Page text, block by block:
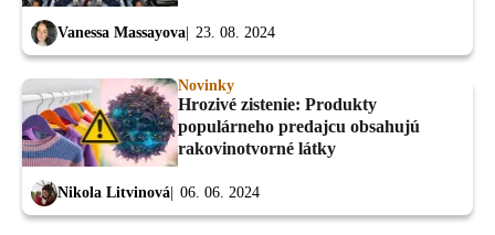
Vanessa Massayova 23. 08. 2024
Novinky
Hrozivé zistenie: Produkty
populárneho predajcu obsahujú
rakovinotvorné látky
Nikola Litvinová 06. 06. 2024